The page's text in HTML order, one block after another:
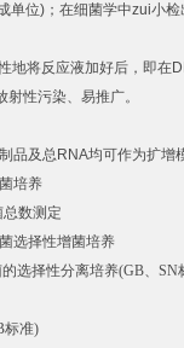
单位) ；在细菌学中zui小检
地将反应液加好后，即在
性污染、易推广。
品及总 RNA均可作为扩增
培养
数测定
选择性增菌培养
选择性分离培养(GB、 SN
标准)